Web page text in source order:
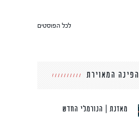
לכל הפוסטים
הפינה המאוירת
מאזנת | הנורמלי החדש